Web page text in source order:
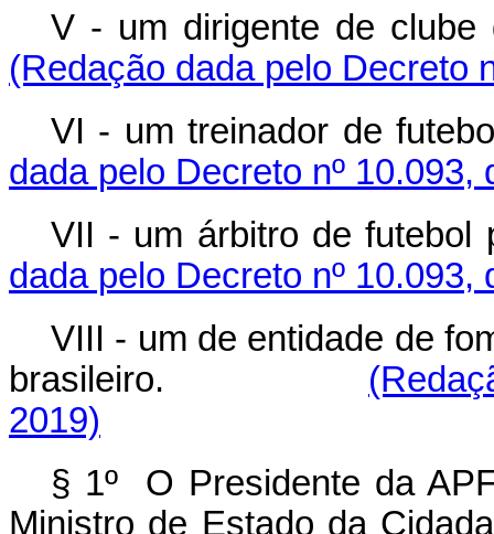
V - um dirigente de
(Redação dada pelo Decreto
VI - um treinador de
dada pelo Decreto nº 10.093,
VII - um árbitro de futebol
dada pelo Decreto nº 10.093,
VIII - um de entidade de
brasileiro.
2019)
§ 1º O Presidente da
Ministro de Estado da